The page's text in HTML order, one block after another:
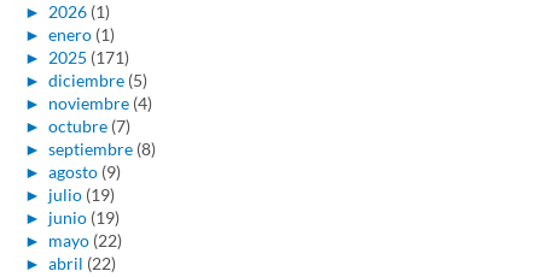
► 2026 (1)
► enero (1)
► 2025 (171)
► diciembre (5)
► noviembre (4)
► octubre (7)
► septiembre (8)
► agosto (9)
► julio (19)
► junio (19)
► mayo (22)
► abril (22)